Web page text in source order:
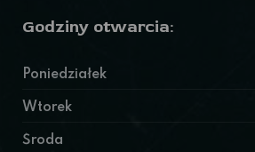
Godziny otwarcia:
Poniedziałek
Wtorek
Środa